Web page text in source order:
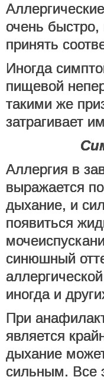
очень
принять
Иногда
пищевой
такими же
затрагивает
Аллергия в
выражается
дыхание, и
появиться
синюшный
иногда и
При
является
дыхание
сильным. Все